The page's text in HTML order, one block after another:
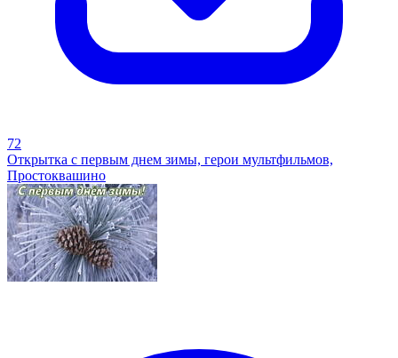
72
Открытка с первым днем зимы, герои мультфильмов,
Простоквашино